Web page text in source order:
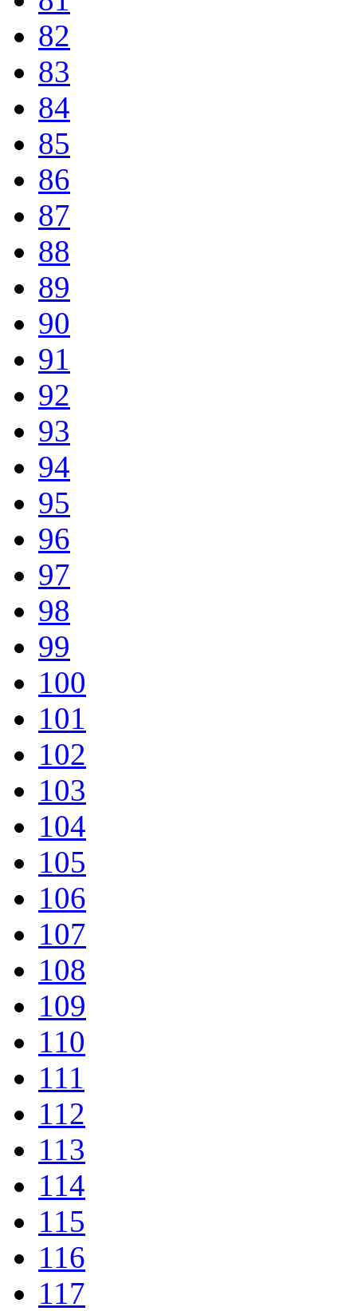
82
83
84
85
86
87
88
89
90
91
92
93
94
95
96
97
98
99
100
101
102
103
104
105
106
107
108
109
110
111
112
113
114
115
116
117